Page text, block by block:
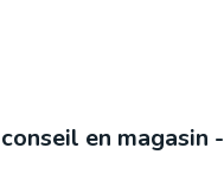
en magasin -